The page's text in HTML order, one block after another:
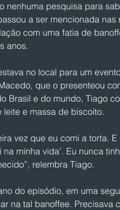
nenhuma pesquisa para
a ser mencionada
com uma fatia de
anos.
no local para um
que o presenteou
Brasil e do mundo, Tiago
e massa de biscoito.
vez que eu comi a torta.
minha vida’. Eu nunca
relembra Tiago.
do episódio, em uma
na tal banoffee. Precisava